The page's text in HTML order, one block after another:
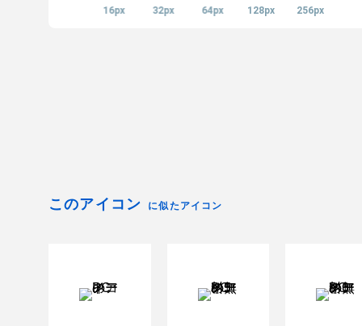
16px 32px 64px 128px 256px
このアイコン に似たアイコン